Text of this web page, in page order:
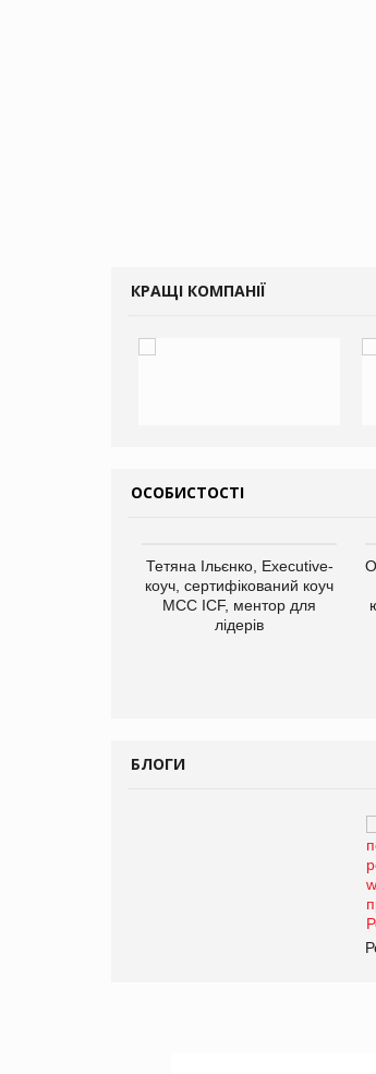
КРАЩІ КОМПАНІЇ
ОСОБИСТОСТІ
Тетяна Ільєнко, Executive-
коуч, сертифікований коуч
МСС ICF, ментор для
лідерів
БЛОГИ